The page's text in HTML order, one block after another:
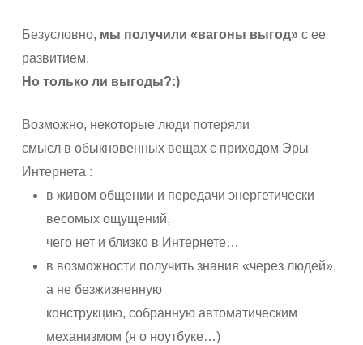
Безусловно, мы получили «вагоны выгод»с ее
развитием.
Но только ли выгоды?:)
Возможно, некоторые люди потеряли
смысл в обыкновенных вещах с приходом Эры
Интернета :
в живом общении и передачи энергетически
весомых ощущений,
чего нет и близко в Интернете…
в возможности получить знания «через людей»,
а не безжизненную
конструкцию, собранную автоматическим
механизмом (я о ноутбуке…)